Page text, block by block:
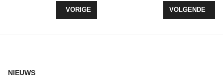
VORIG ARTIKEL: ONDERZOEK NAAR
VORIGE VOLGENDE
VOLGENDE
NIEUWS